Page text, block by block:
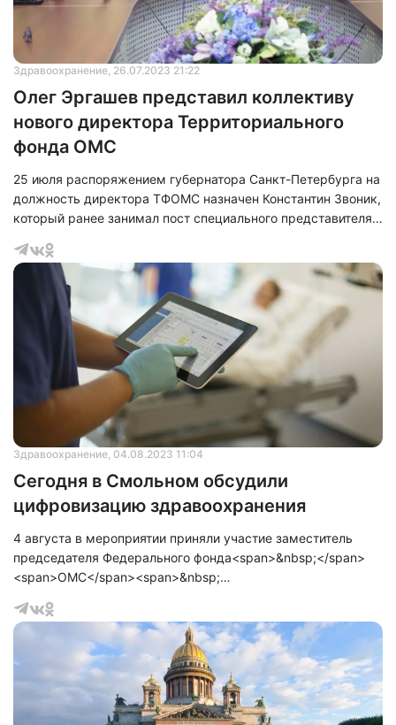
Здравоохранение, 26.07.2023 21:22
Олег Эргашев представил коллективу
нового директора Территориального
фонда ОМС
25 июля распоряжением губернатора Санкт-Петербурга на
должность директора ТФОМС назначен Константин Звоник,
который ранее занимал пост специального представителя
нового руководителя представил вице-губернатор Олег
Эргашев.
Здравоохранение, 04.08.2023 11:04
Сегодня в Смольном обсудили
цифровизацию здравоохранения
4 августа в мероприятии приняли участие заместитель
председателя Федерального фонда<span>&nbsp;</span>
<span>ОМС</span><span>&nbsp;
<span>Кувалдин</span><span>&nbsp;</span>и директор
Территориального фонда<span>&nbsp;</span>
<span>ОМС</span><span>&nbsp;Санкт-</span>Петербурга
Константин<span>&nbsp;</span><span>Звоник, а также
в</span>ице-губернатор Олег Эргашев. На данной рабочей
встрече участники уделили особое внимание<span>&nbsp;